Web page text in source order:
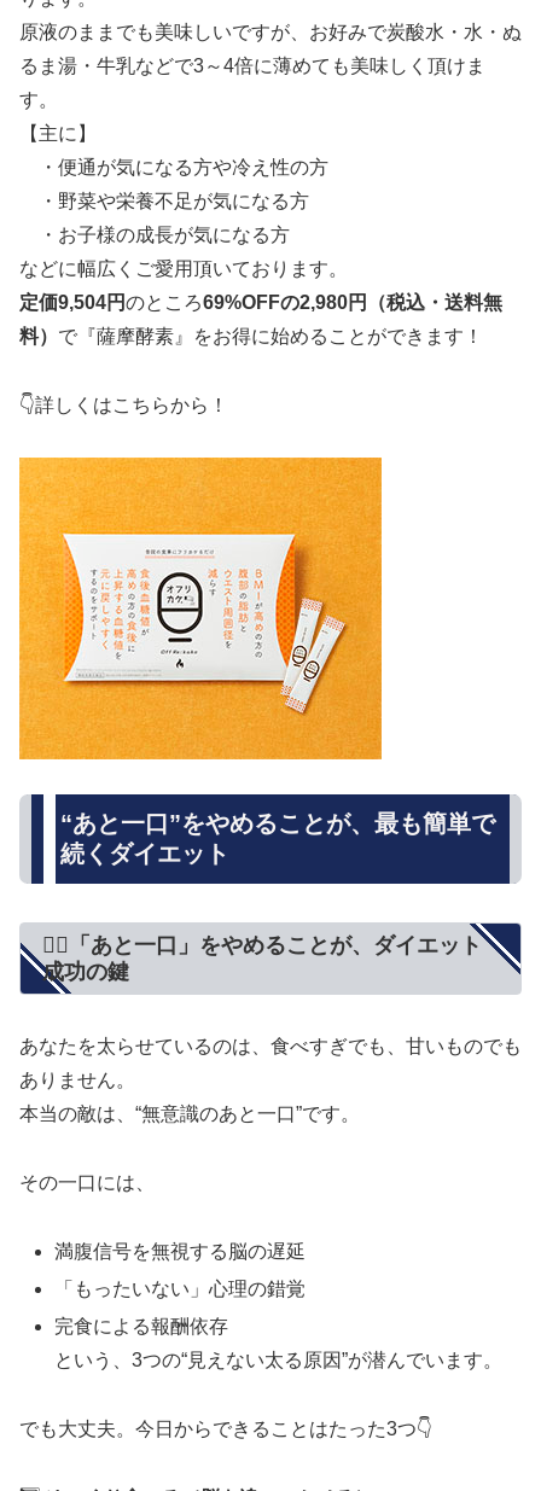
原液のままでも美味しいですが、お好みで炭酸水・水・ぬ
るま湯・牛乳などで3～4倍に薄めても美味しく頂けま
す。
【主に】
・便通が気になる方や冷え性の方
・野菜や栄養不足が気になる方
・お子様の成長が気になる方
などに幅広くご愛用頂いております。
定価9,504円のところ69%OFFの2,980円（税込・送料無
料） で『薩摩酵素』をお得に始めることができます！
👇詳しくはこちらから！
“あと一口”をやめることが、最も簡単で
続くダイエット
🧘‍♀️「あと一口」をやめることが、ダイエット
成功の鍵
あなたを太らせているのは、食べすぎでも、甘いものでも
ありません。
本当の敵は、“無意識のあと一口”です。
その一口には、
満腹信号を無視する脳の遅延
「もったいない」心理の錯覚
完食による報酬依存
という、3つの“見えない太る原因”が潜んでいます。
でも大丈夫。今日からできることはたった3つ👇